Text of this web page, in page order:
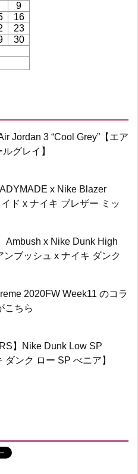
9
16
23
30
Jordan 3 “Cool Grey”【エア
グレイ】
x Nike Blazer
ド x ナイキ ブレザー ミッ
Ambush x Nike Dunk High
ンブッシュ x ナイキ ダンク
2020FW Week11 のコラ
こちら
】Nike Dunk Low SP
ダンク ロー SP べニア】